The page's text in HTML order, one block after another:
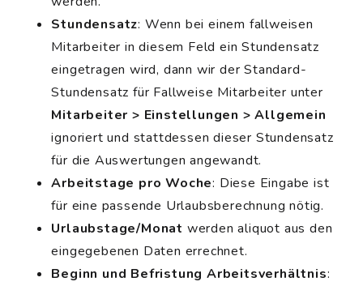
Stundensatz: Wenn bei einem fallweisen
Mitarbeiter in diesem Feld ein Stundensatz
eingetragen wird, dann wir der Standard-
Stundensatz für Fallweise Mitarbeiter unter
Mitarbeiter > Einstellungen > Allgemein
ignoriert und stattdessen dieser Stundensatz
für die Auswertungen angewandt.
Arbeitstage pro Woche: Diese Eingabe ist
für eine passende Urlaubsberechnung nötig.
Urlaubstage/Monat werden aliquot aus den
eingegebenen Daten errechnet.
Beginn und Befristung Arbeitsverhältnis: